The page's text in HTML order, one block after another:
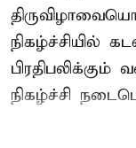
நிகழ்ச்சியில்
நிகழ்ச்சி